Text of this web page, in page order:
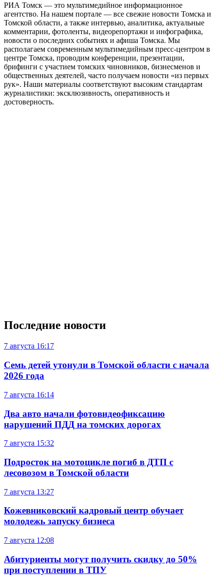
РИА Томск — это мультимедийное информационное
агентство. На нашем портале — все свежие новости Томска и
Томской области, а также интервью, аналитика, актуальные
комментарии, фотоленты, видеорепортажи и инфографика,
новости о последних событиях и афиша Томска. Мы
располагаем современным мультимедийным пресс-центром в
центре Томска, проводим конференции, презентации,
брифинги с участием томских чиновников, бизнесменов и
общественных деятелей, часто получаем новости «из первых
рук». Наши материалы соответствуют высоким стандартам
журналистики: эксклюзивность, оперативность и
достоверность.
Последние новости
7 августа 16:17
Семь детей утонули в Томской области с начала
2026 года
7 августа 16:14
Два авто начали фотовидеофиксацию
нарушений ПДД на томских дорогах
7 августа 15:32
Подросток на мотоцикле погиб в ДТП с
лесовозом в Томской области
7 августа 13:27
Кожевниковский кадровый центр обучает
молодежь запуску бизнеса
7 августа 12:08
Абитуриенты могут получить скидку до 50%
при поступлении в ТПУ